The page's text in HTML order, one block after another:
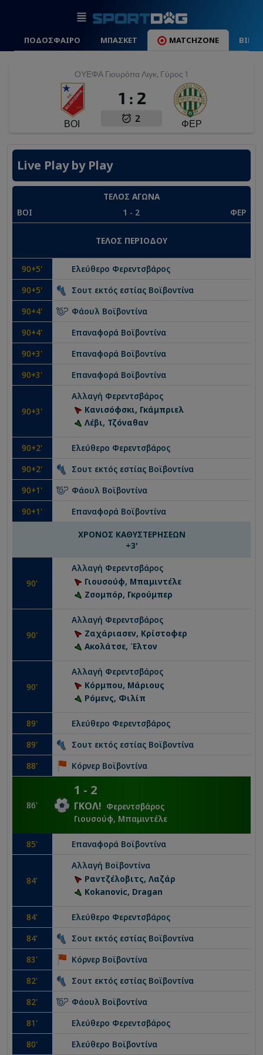
ΠΟΔΟΣΦΑΙΡΟ ΜΠΑΣΚΕΤ MATCHZONE
ΟΥΕΦΑ Γιουρόπα Λιγκ, Γύρος 1
ΒΟΙ
1 : 2
2 ΦΕΡ
Live Play by Play
ΤΕΛΟΣ ΑΓΩΝΑ
ΒΟΙ
1 - 2 ΦΕΡ
ΤΕΛΟΣ ΠΕΡΙΟΔΟΥ
90+5' Ελεύθερο Φερεντσβάρος
90+5' Σουτ εκτός εστίας Βοϊβοντίνα
90+4' Φάουλ Βοϊβοντίνα
90+4' Επαναφορά Βοϊβοντίνα
90+3' Επαναφορά Βοϊβοντίνα
90+3' Επαναφορά Βοϊβοντίνα
90+3'
Αλλαγή Φερεντσβάρος
Κανισόφσκι, Γκάμπριελ
Λέβι, Τζόναθαν
90+2' Ελεύθερο Φερεντσβάρος
90+2' Σουτ εκτός εστίας Βοϊβοντίνα
90+1' Φάουλ Βοϊβοντίνα
90+1' Επαναφορά Βοϊβοντίνα
ΧΡΟΝΟΣ ΚΑΘΥΣΤΕΡΗΣΕΩΝ
+3'
90'
Αλλαγή Φερεντσβάρος
Γιουσούφ, Μπαμιντέλε
Ζσομπόρ, Γκρούμπερ
90'
Αλλαγή Φερεντσβάρος
Ζαχάριασεν, Κρίστοφερ
Ακολάτσε, Έλτον
90'
Αλλαγή Φερεντσβάρος
Κόρμπου, Μάριους
Ρόμενς, Φιλίπ
89' Ελεύθερο Φερεντσβάρος
89' Σουτ εκτός εστίας Βοϊβοντίνα
88' Κόρνερ Βοϊβοντίνα
86'
1 - 2
ΓΚΟΛ! Φερεντσβάρος
Γιουσούφ, Μπαμιντέλε
85' Επαναφορά Βοϊβοντίνα
84'
Αλλαγή Βοϊβοντίνα
Ραντζέλοβιτς, Λαζάρ
Kokanovic, Dragan
84' Ελεύθερο Φερεντσβάρος
84' Σουτ εκτός εστίας Βοϊβοντίνα
83' Κόρνερ Βοϊβοντίνα
82' Σουτ εκτός εστίας Βοϊβοντίνα
82' Φάουλ Βοϊβοντίνα
81 ' Ελεύθερο Φερεντσβάρος
80' Ελεύθερο Βοϊβοντίνα